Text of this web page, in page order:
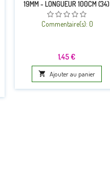
19MM - LONGUEUR 100CM (34)
Commentaire(s): 0
Prix
1,45 €
 Ajouter au panier